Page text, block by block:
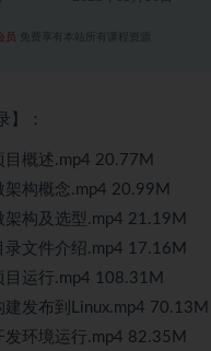
员 免费享有本站所有课程资源
】：
概述.mp4 20.77M
构概念.mp4 20.99M
构及选型.mp4 21.19M
文件介绍.mp4 17.16M
运行.mp4 108.31M
发布到Linux.mp4 70.13M
环境运行.mp4 82.35M